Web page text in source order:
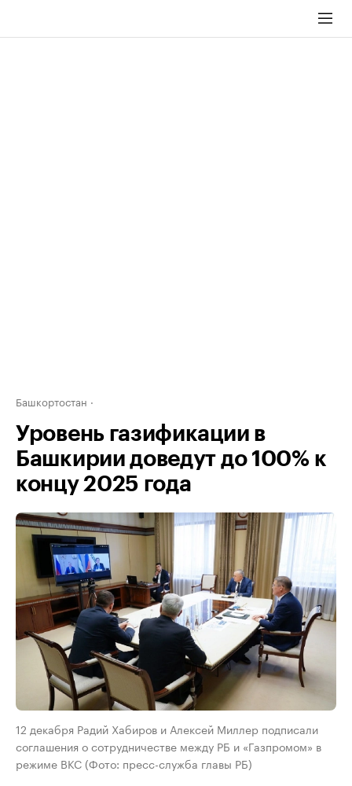
Башкортостан
Уровень газификации в
Башкирии доведут до 100% к
концу 2025 года
12 декабря Радий Хабиров и Алексей Миллер подписали
соглашения о сотрудничестве между РБ и «Газпромом» в
режиме ВКС (Фото: пресс-служба главы РБ)